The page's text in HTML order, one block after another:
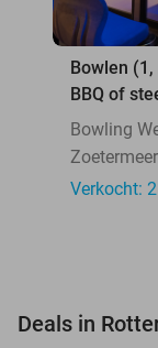
Bowlen
BBQ of
Bowling
Verkocht:
Deals in